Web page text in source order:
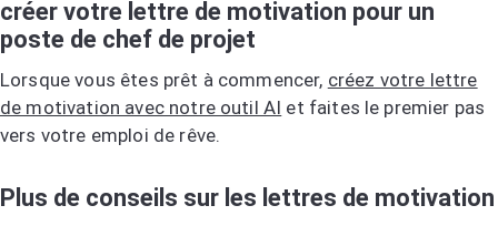
créer votre lettre de motivation pour un
poste de chef de projet
Lorsque vous êtes prêt à commencer, créez votre lettre
de motivation avec notre outil AI et faites le premier pas
vers votre emploi de rêve.
Plus de conseils sur les lettres de motivation